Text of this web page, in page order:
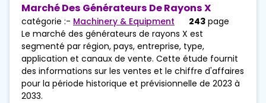
Marché Des Générateurs De Rayons X
catégorie :- Machinery & Equipment 243 page
Le marché des générateurs de rayons X est
segmenté par région, pays, entreprise, type,
application et canaux de vente. Cette étude fournit
des informations sur les ventes et le chiffre d'affaires
pour la période historique et prévisionnelle de 2023 à
2033.